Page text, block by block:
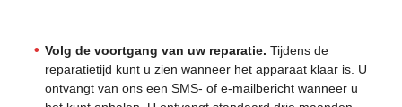
Volg de voortgang van uw reparatie. Tijdens de
reparatietijd kunt u zien wanneer het apparaat klaar is. U
ontvangt van ons een SMS- of e-mailbericht wanneer u